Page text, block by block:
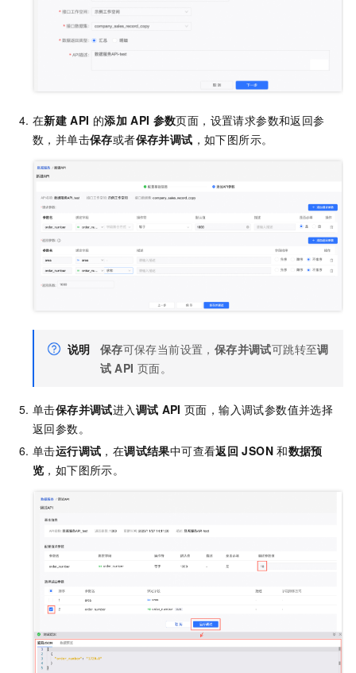
在新建 API 的添加 API 参数页面，设置请求参数和返回参
数，并单击保存或者保存并调试 ，如下图所示。
说明 保存可保存当前设置， 保存并调试可跳转至调
试 API 页面。
单击保存并调试进入 调试 API 页面，输入调试参数值并选择
返回参数。
单击运行调试 ，在调试结果中可查看返回 JSON 和数据预
览 ，如下图所示。